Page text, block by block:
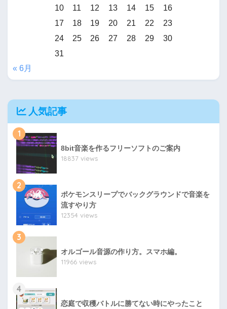
10
11 12 13 14 15
16
17
18 19 20 21 22
23
24
25 26 27 28 29
30
31
« 6月
人気記事
1
8bit音楽を作るフリーソフトのご案内
18837 views
2
ポケモンスリープでバックグラウンドで音楽を
流すやり方
12354 views
3
オルゴール音源の作り方。スマホ編。
11966 views
4
恋庭で収穫バトルに勝てない時にやったこと